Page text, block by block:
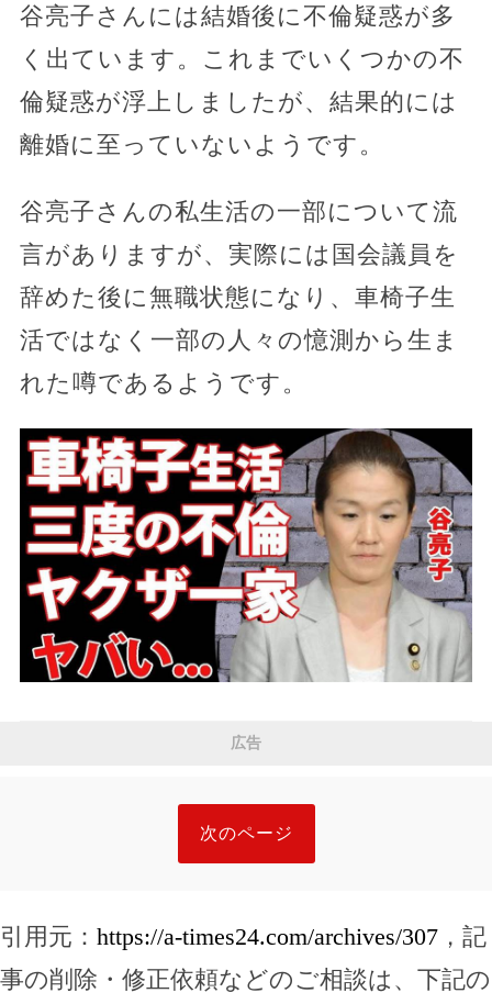
谷亮子さんには結婚後に不倫疑惑が多
く出ています。これまでいくつかの不
倫疑惑が浮上しましたが、結果的には
離婚に至っていないようです。
谷亮子さんの私生活の一部について流
言がありますが、実際には国会議員を
辞めた後に無職状態になり、車椅子生
活ではなく一部の人々の憶測から生ま
れた噂であるようです。
広告
次のページ
引用元： https://a-times24.com/archives/307 ，記
事の削除・修正依頼などのご相談は、下記の